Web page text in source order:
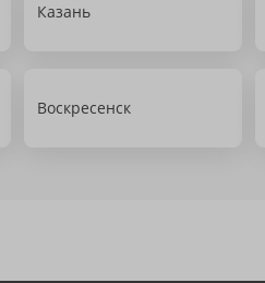
Казань
Воскресенск